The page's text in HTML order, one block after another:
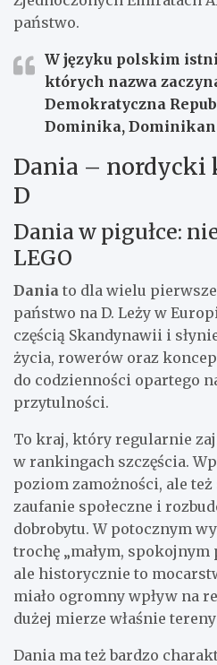
państwo.
W języku polskim
których nazwa
Demokratyczna
Dominika,
Dania – nordycki
D
Dania w pigułce:
LEGO
Dania to dla wielu
państwo na D. Leży w
częścią Skandynawii i
życia, rowerów oraz
do codzienności opartego
przytulności.
To kraj, który regularnie
w rankingach szczęścia.
poziom zamożności, ale
zaufanie społeczne i
dobrobytu. W potocznym
trochę „małym, spokojnym
ale historycznie to
miało ogromny wpływ na
dużej mierze właśnie
Dania ma też bardzo